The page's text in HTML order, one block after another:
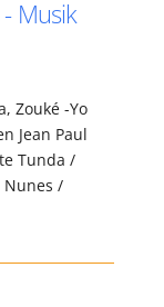
Musik
Zouké -Yo
Jean Paul
Tunda /
Nunes /